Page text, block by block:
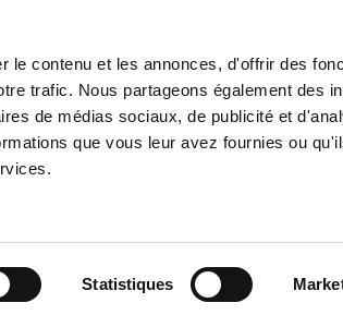
le contenu et les annonces, d'offrir des
trafic. Nous partageons également des
de médias sociaux, de publicité et
que vous leur avez fournies ou
Statistiques
Mentions légales
Conditions générales de vente
Paiement sécurisé